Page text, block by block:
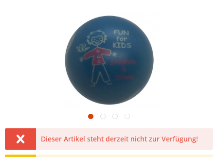
Dieser Artikel steht derzeit nicht zur Verfügung!